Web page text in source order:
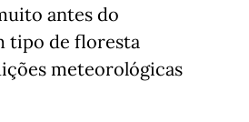
antes do
tipo de floresta
meteorológicas